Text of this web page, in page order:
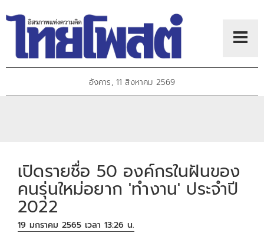
อังคาร, 11 สิงหาคม 2569
เปิดรายชื่อ 50 องค์กรในฝันของ
คนรุ่นใหม่อยาก 'ทำงาน' ประจำปี
2022
19 มกราคม 2565 เวลา 13:26 น.